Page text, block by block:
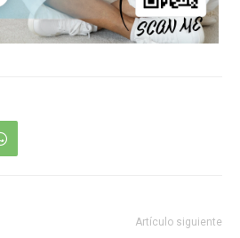
Artículo siguiente